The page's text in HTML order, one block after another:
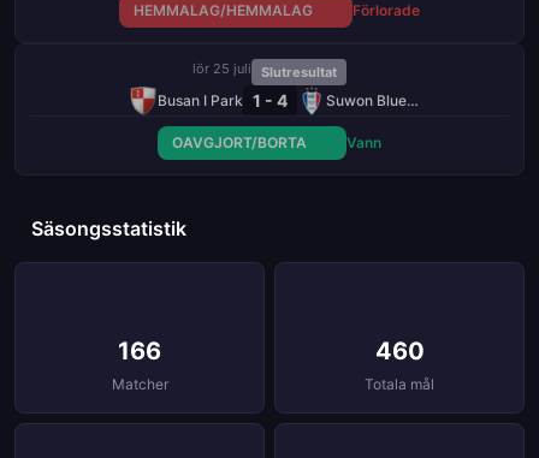
HEMMALAG/HEMMALAG Förlorade
lör 25 juli Slutresultat
Busan I Park 1 - 4 Suwon Bluewings
OAVGJORT/BORTA Vann
Säsongsstatistik
166
Matcher
460
Totala mål